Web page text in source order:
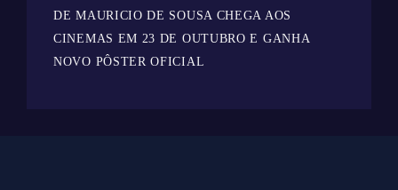
DE MAURICIO DE SOUSA CHEGA AOS
CINEMAS EM 23 DE OUTUBRO E GANHA
NOVO PÔSTER OFICIAL